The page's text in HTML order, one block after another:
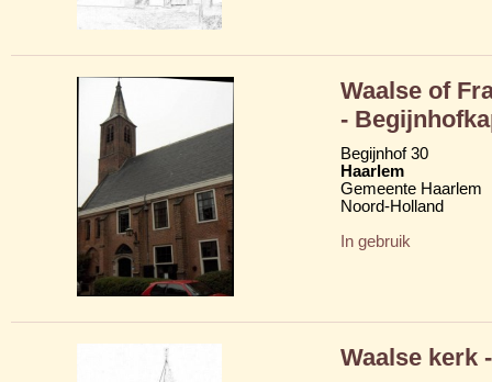
Waalse of
-
Begijnhof 30
Haarlem
Gemeente Haarlem
Noord-Holland
In gebruik
Waalse kerk